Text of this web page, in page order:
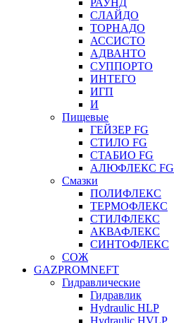
РАУНД
СЛАЙДО
ТОРНАДО
АССИСТО
АДВАНТО
СУППОРТО
ИНТЕГО
ИГП
И
Пищевые
ГЕЙЗЕР FG
СТИЛО FG
СТАБИО FG
АЛЮФЛЕКС FG
Смазки
ПОЛИФЛЕКС
ТЕРМОФЛЕКС
СТИЛФЛЕКС
АКВАФЛЕКС
СИНТОФЛЕКС
СОЖ
GAZPROMNEFT
Гидравлические
Гидравлик
Hydraulic HLP
Hydraulic HVLP